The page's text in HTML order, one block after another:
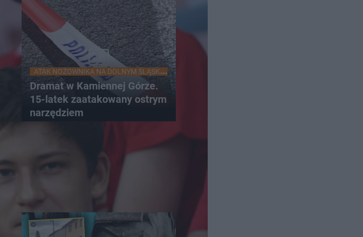
ATAK NOŻOWNIKA NA DOLNYM ŚLĄSKU
Dramat w Kamiennej Górze.
15-latek zaatakowany ostrym
narzędziem